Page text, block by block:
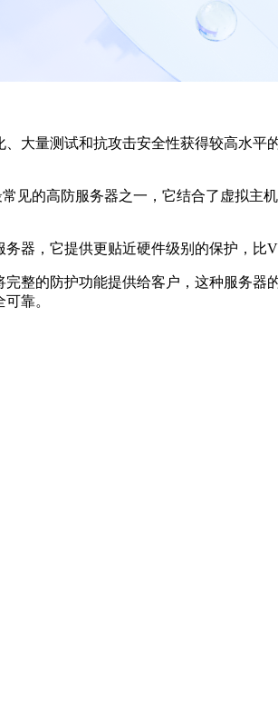
大量测试和抗攻击安全性获得较高水
见的高防服务器之一，它结合了虚拟主
器，它提供更贴近硬件级别的保护，比
整的防护功能提供给客户，这种服务
靠。